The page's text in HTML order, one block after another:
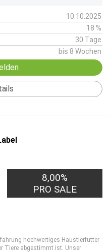
10.10.2025
18 %
30 Tage
bis 8 Wochen
8,00%
PRO SALE
hochwertiges Haustierfutter
Tiere abgestimmt ist. Unser